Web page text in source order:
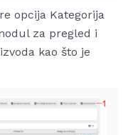
opcija Kategorija
za pregled i
kao što je